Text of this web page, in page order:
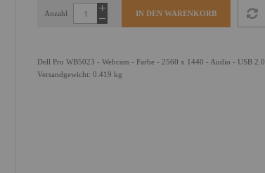
Anzahl IN DEN WARENKORB
Dell Pro WB5023 - Webcam - Farbe - 2560 x 1440 - Audio - USB 2.0
Versandgewicht: 0.419 kg